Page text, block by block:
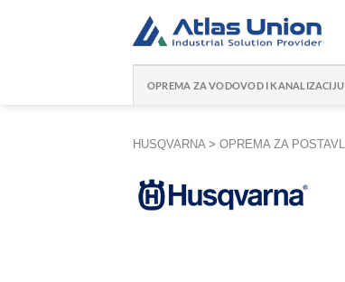
OPREMA ZA VODOVOD I KANALIZACIJU
HUSQVARNA> OPREMA ZA